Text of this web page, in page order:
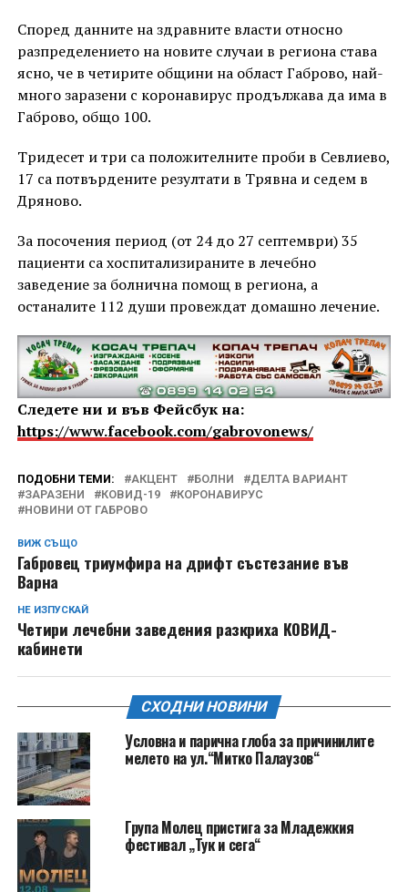
Според данните на здравните власти относно
разпределението на новите случаи в региона става
ясно, че в четирите общини на област Габрово, най-
много заразени с коронавирус продължава да има в
Габрово, общо 100.
Тридесет и три са положителните проби в Севлиево,
17 са потвърдените резултати в Трявна и седем в
Дряново.
За посочения период (от 24 до 27 септември) 35
пациенти са хоспитализираните в лечебно
заведение за болнична помощ в региона, а
останалите 112 души провеждат домашно лечение.
Следете ни и във Фейсбук на:
https://www.facebook.com/gabrovonews/
ПОДОБНИ ТЕМИ: АКЦЕНТ БОЛНИ
ДЕЛТА ВАРИАНТ
ЗАРАЗЕНИ
КОВИД-19
КОРОНАВИРУС
НОВИНИ ОТ ГАБРОВО
ВИЖ СЪЩО
Габровец триумфира на дрифт състезание във
Варна
НЕ ИЗПУСКАЙ
Четири лечебни заведения разкриха КОВИД-
кабинети
СХОДНИ НОВИНИ
Условна и парична глоба за причинилите
мелето на ул.“Митко Палаузов“
Група Молец пристига за Младежкия
фестивал „Тук и сега“